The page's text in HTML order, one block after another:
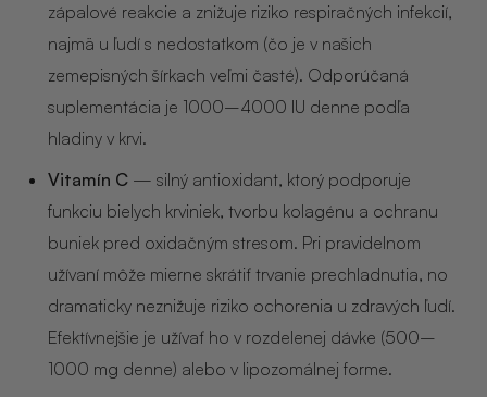
zápalové reakcie a znižuje riziko respiračných infekcií,
najmä u ľudí s nedostatkom (čo je v našich
zemepisných šírkach veľmi časté). Odporúčaná
suplementácia je 1000–4000 IU denne podľa
hladiny v krvi.
Vitamín C — silný antioxidant, ktorý podporuje
funkciu bielych krviniek, tvorbu kolagénu a ochranu
buniek pred oxidačným stresom. Pri pravidelnom
užívaní môže mierne skrátiť trvanie prechladnutia, no
dramaticky neznižuje riziko ochorenia u zdravých ľudí.
Efektívnejšie je užívať ho v rozdelenej dávke (500–
1000 mg denne) alebo v lipozomálnej forme.